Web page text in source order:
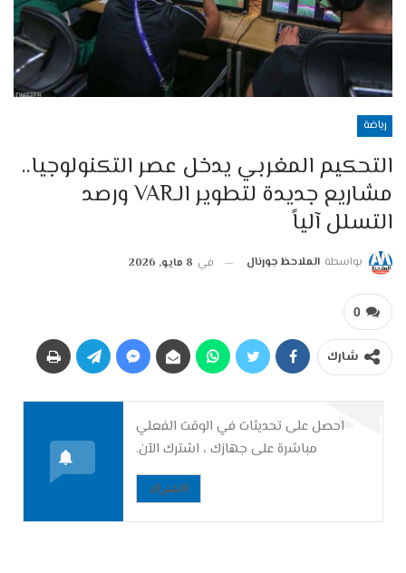
رياضة
التحكيم المغربي يدخل عصر التكنولوجيا..
مشاريع جديدة لتطوير الـVAR ورصد
التسلل آلياً
بواسطة الملاحظ جورنال في 8 مايو, 2026
0
شارك
احصل على تحديثات في الوقت الفعلي
مباشرة على جهازك ، اشترك الآن.
الاشتراك